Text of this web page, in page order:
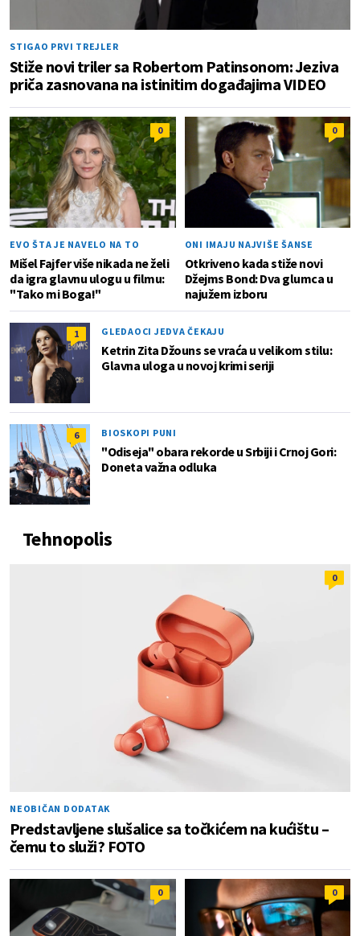
STIGAO PRVI TREJLER
Stiže novi triler sa Robertom Patinsonom: Jeziva
priča zasnovana na istinitim događajima VIDEO
0
EVO ŠTA JE NAVELO NA TO
Mišel Fajfer više nikada ne želi
da igra glavnu ulogu u filmu:
"Tako mi Boga!"
0
ONI IMAJU NAJVIŠE ŠANSE
Otkriveno kada stiže novi
Džejms Bond: Dva glumca u
najužem izboru
1 GLEDAOCI JEDVA ČEKAJU
Ketrin Zita Džouns se vraća u velikom stilu:
Glavna uloga u novoj krimi seriji
6 BIOSKOPI PUNI
"Odiseja" obara rekorde u Srbiji i Crnoj Gori:
Doneta važna odluka
Tehnopolis
0
NEOBIČAN DODATAK
Predstavljene slušalice sa točkićem na kućištu –
čemu to služi? FOTO
0 0